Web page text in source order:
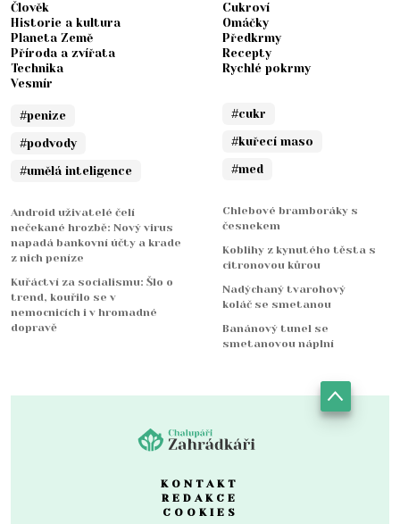
Člověk
Historie a kultura
Planeta Země
Příroda a zvířata
Technika
Vesmír
#penize
#podvody
#umělá inteligence
Android uživatelé čelí
nečekané hrozbě: Nový virus
napadá bankovní účty a krade
z nich peníze
Kuřáctví za socialismu: Šlo o
trend, kouřilo se v
nemocnicích i v hromadné
dopravě
Cukroví
Omáčky
Předkrmy
Recepty
Rychlé pokrmy
#cukr
#kuřecí maso
#med
Chlebové bramboráky s
česnekem
Koblihy z kynutého těsta s
citronovou kůrou
Nadýchaný tvarohový
koláč se smetanou
Banánový tunel se
smetanovou náplní
KONTAKT
REDAKCE
COOKIES